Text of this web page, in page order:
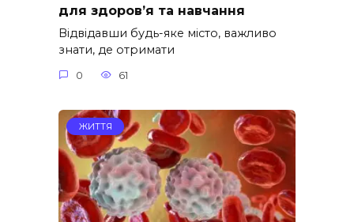
для здоров’я та навчання
Відвідавши будь-яке місто, важливо
знати, де отримати
0 61
ЖИТТЯ